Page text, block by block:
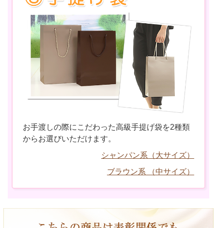
お手渡しの際にこだわった高級手提げ袋を2種類
からお選びいただけます。
シャンパン系（大サイズ）
ブラウン系 （中サイズ）